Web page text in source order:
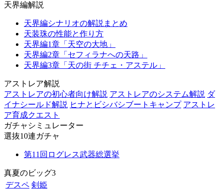
天界編解説
天界編シナリオの解説まとめ
天装珠の性能と作り方
天界編1章「天空の大地」
天界編2章「セフィラナへの天路」
天界編3章「天の街 チチェ・アステル」
アストレア解説
アストレアの初心者向け解説 アストレアのシステム解説 ダ
イナシールド解説 ヒナとビシバシブートキャンプ アストレ
ア育成クエスト
ガチャシミュレーター
選抜10連ガチャ
第11回ログレス武器総選挙
真夏のビッグ3
デスペ 剣姫